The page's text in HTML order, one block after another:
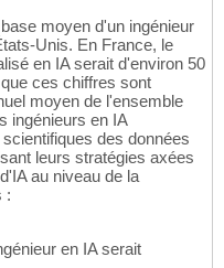
moyen d'un ingénieur
Unis. En France, le
en IA serait d'environ 50
ces chiffres sont
moyen de l'ensemble
ingénieurs en IA
des données
leurs stratégies axées
au niveau de la
:
en IA serait